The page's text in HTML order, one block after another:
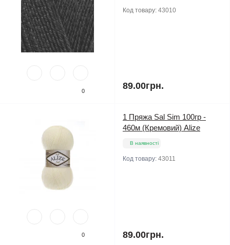
0
Код товару: 43010
89.00грн.
0
1 Пряжа Sal Sim 100гр -
460м (Кремовий) Alize
В наявності
Код товару: 43011
89.00грн.